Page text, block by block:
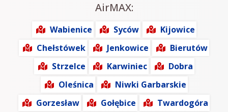
AirMAX:
Wabienice Syców
Kijowice
Chełstówek
Jenkowice
Bierutów
Strzelce
Karwiniec
Dobra
Oleśnica
Niwki Garbarskie
Gorzesław
Gołębice
Twardogóra